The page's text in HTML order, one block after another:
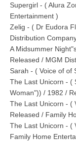
Supergirl - ( Alura
Entertainment )
Zelig - ( Dr Eudora
Distribution
A Midsummer
Released / MGM
Sarah - ( Voice of of
The Last Unicorn - (
Woman")) / 1982 /
The Last Unicorn - (
Released / Family
The Last Unicorn - (
Family Home